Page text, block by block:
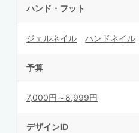
ハンド・フット
ジェルネイル ハンドネイル
予算
7,000円～8,999円
デザインID